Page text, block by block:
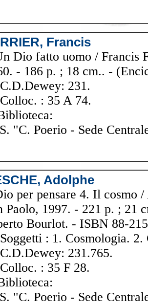
Francis
Dio fatto uomo / Francis
- 186 p. ; 18 cm.. -
231.
: 35 A 74.
"C. Poerio - Sede
Adolphe
per pensare 4. Il cosmo
Paolo, 1997. - 221 p. ;
Bourlot. - ISBN 88-
: 1. Cosmologia. 2.
231.765.
: 35 F 28.
"C. Poerio - Sede